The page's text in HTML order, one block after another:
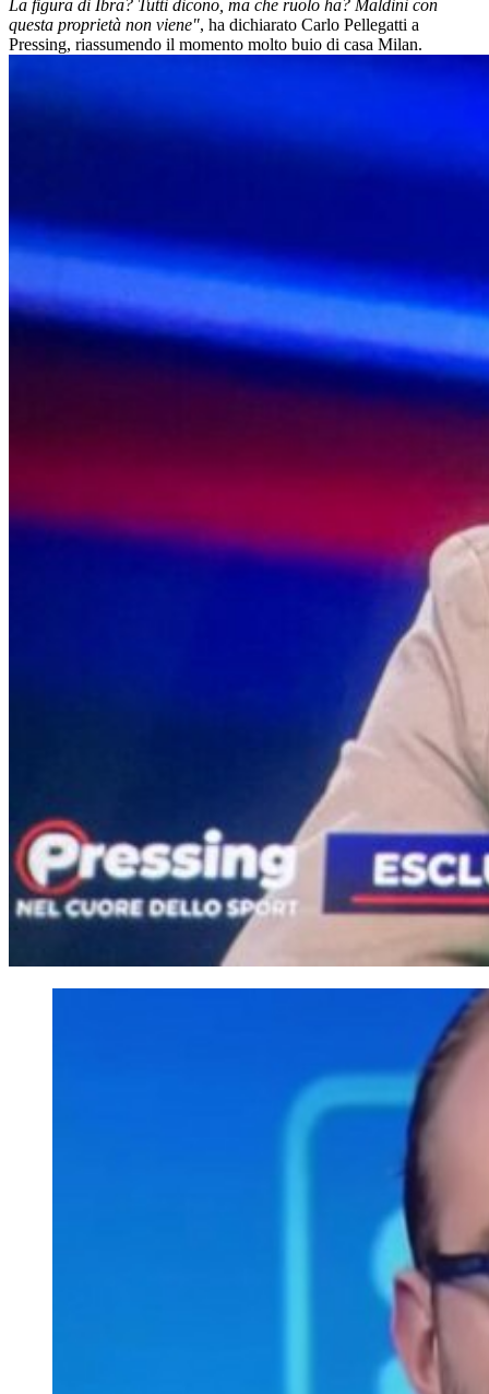
La figura di Ibra? Tutti dicono, ma che ruolo ha? Maldini con
questa proprietà non viene", ha dichiarato Carlo Pellegatti a
Pressing, riassumendo il momento molto buio di casa Milan.